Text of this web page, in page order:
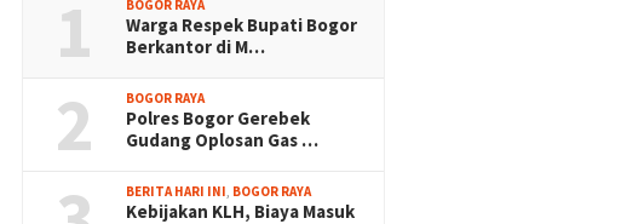
1 BOGOR RAYA
Warga Respek Bupati Bogor
Berkantor di M…
2 BOGOR RAYA
Polres Bogor Gerebek
Gudang Oplosan Gas …
BERITA HARI INI, BOGOR RAYA
Kebijakan KLH, Biaya Masuk